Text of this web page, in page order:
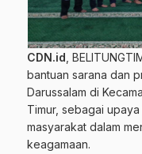
CDN.id ,
bantuan sarana dan
Darussalam di
Timur, sebagai
masyarakat dalam
keagamaan.